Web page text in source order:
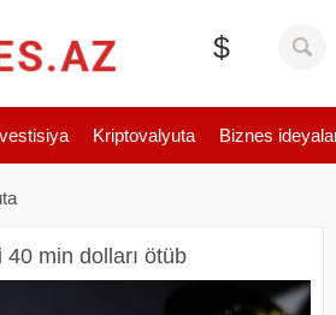
$
Kriptovalyuta Biznes
min dolları ötüb